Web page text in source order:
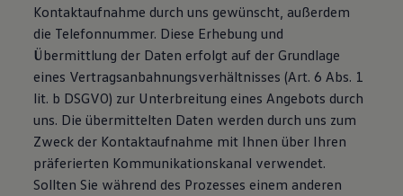
Kontaktaufnahme durch uns gewünscht, außerdem
die Telefonnummer. Diese Erhebung und
Übermittlung der Daten erfolgt auf der Grundlage
eines Vertragsanbahnungsverhältnisses (Art. 6 Abs. 1
lit. b DSGVO) zur Unterbreitung eines Angebots durch
uns. Die übermittelten Daten werden durch uns zum
Zweck der Kontaktaufnahme mit Ihnen über Ihren
präferierten Kommunikationskanal verwendet.
Sollten Sie während des Prozesses einem anderen